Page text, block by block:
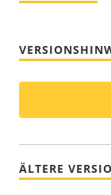
ÄLTERE